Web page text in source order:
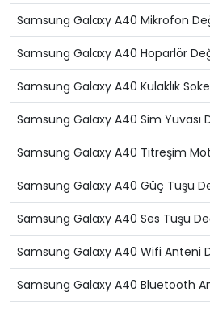
Samsung Galaxy A40 Mikrofon
Samsung Galaxy A40 Hoparlör
Samsung Galaxy A40 Kulaklık
Samsung Galaxy A40 Sim Yuvası
Samsung Galaxy A40 Titreşim
Samsung Galaxy A40 Güç Tuşu
Samsung Galaxy A40 Ses Tuşu
Samsung Galaxy A40 Wifi Anteni
Samsung Galaxy A40 Bluetooth